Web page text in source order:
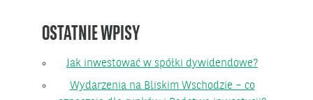
OSTATNIE WPISY
Jak inwestować w spółki dywidendowe?
Wydarzenia na Bliskim Wschodzie – co